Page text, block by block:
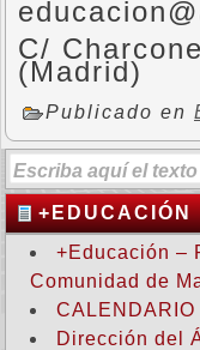
C/
(Madrid)
Publicado en
+EDUCACIÓN
+Educación –
Comunidad de
Dirección del